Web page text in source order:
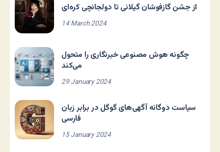
از جشن گازفوشان گیلانی تا دولجانچی کره‌ای
14 March 2024
چگونه هوش مصنوعی خبرنگاری را متحول
می‌کند
29 January 2024
سیاست دوگانه آگهی‌های گوگل در برابر زبان
فارسی
15 January 2024